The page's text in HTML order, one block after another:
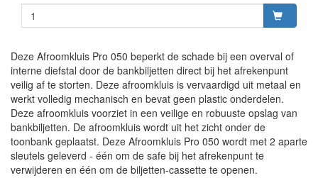
Deze Afroomkluis Pro 050 beperkt de schade bij een overval of
interne diefstal door de bankbiljetten direct bij het afrekenpunt
veilig af te storten. Deze afroomkluis is vervaardigd uit metaal en
werkt volledig mechanisch en bevat geen plastic onderdelen.
Deze afroomkluis voorziet in een veilige en robuuste opslag van
bankbiljetten. De afroomkluis wordt uit het zicht onder de
toonbank geplaatst. Deze Afroomkluis Pro 050 wordt met 2 aparte
sleutels geleverd - één om de safe bij het afrekenpunt te
verwijderen en één om de biljetten-cassette te openen.